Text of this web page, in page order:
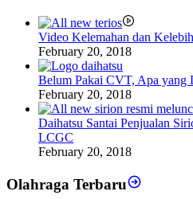
Video Kelemahan dan
February 20, 2018
Belum Pakai CVT, Apa yang
February 20, 2018
Daihatsu Santai Penjualan
LCGC
February 20, 2018
Olahraga Terbaru